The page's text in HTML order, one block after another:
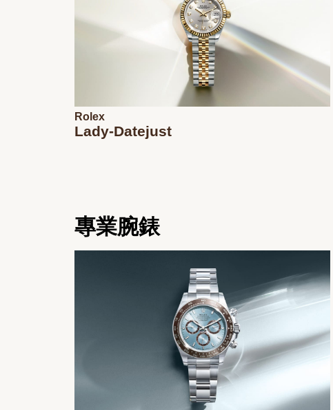
Rolex
Lady-Datejust
專業腕錶